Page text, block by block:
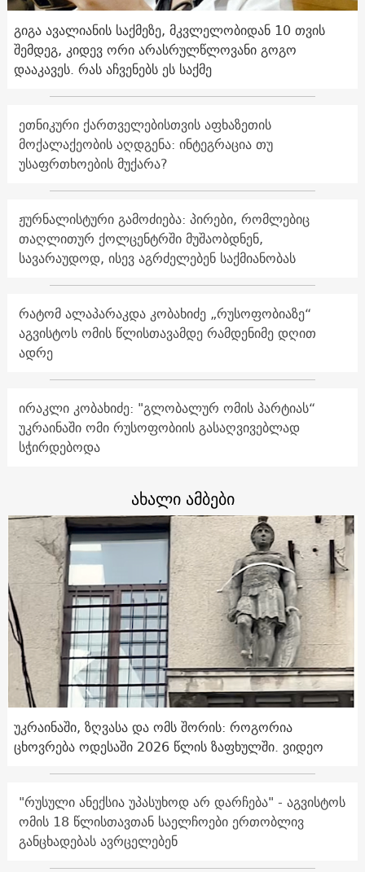
გიგა ავალიანის საქმეზე, მკვლელობიდან 10 თვის
შემდეგ, კიდევ ორი არასრულწლოვანი გოგო
დააკავეს. რას აჩვენებს ეს საქმე
ეთნიკური ქართველებისთვის აფხაზეთის
მოქალაქეობის აღდგენა: ინტეგრაცია თუ
უსაფრთხოების მუქარა?
ჟურნალისტური გამოძიება: პირები, რომლებიც
თაღლითურ ქოლცენტრში მუშაობდნენ,
სავარაუდოდ, ისევ აგრძელებენ საქმიანობას
რატომ ალაპარაკდა კობახიძე „რუსოფობიაზე“
აგვისტოს ომის წლისთავამდე რამდენიმე დღით
ადრე
ირაკლი კობახიძე: "გლობალურ ომის პარტიას“
უკრაინაში ომი რუსოფობიის გასაღვივებლად
სჭირდებოდა
ახალი ამბები
უკრაინაში, ზღვასა და ომს შორის: როგორია
ცხოვრება ოდესაში 2026 წლის ზაფხულში. ვიდეო
"რუსული ანექსია უპასუხოდ არ დარჩება" - აგვისტოს
ომის 18 წლისთავთან საელჩოები ერთობლივ
განცხადებას ავრცელებენ